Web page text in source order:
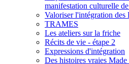
manifestation culturelle
Valoriser l'intégration des
TRAMES
Les ateliers sur la friche
Récits de vie - étape 2
Expressions d'intégration
Des histoires vraies